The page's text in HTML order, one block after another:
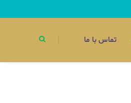
تماس با ما